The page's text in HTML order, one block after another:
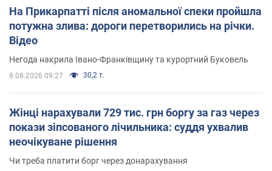
На Прикарпатті після аномальної спеки пройшла
потужна злива: дороги перетворились на річки.
Відео
Негода накрила Івано-Франківщину та курортний Буковель
8.08.2026 09:27 30,2 т.
Жінці нарахували 729 тис. грн боргу за газ через
покази зіпсованого лічильника: суддя ухвалив
неочікуване рішення
Чи треба платити борг через донарахування